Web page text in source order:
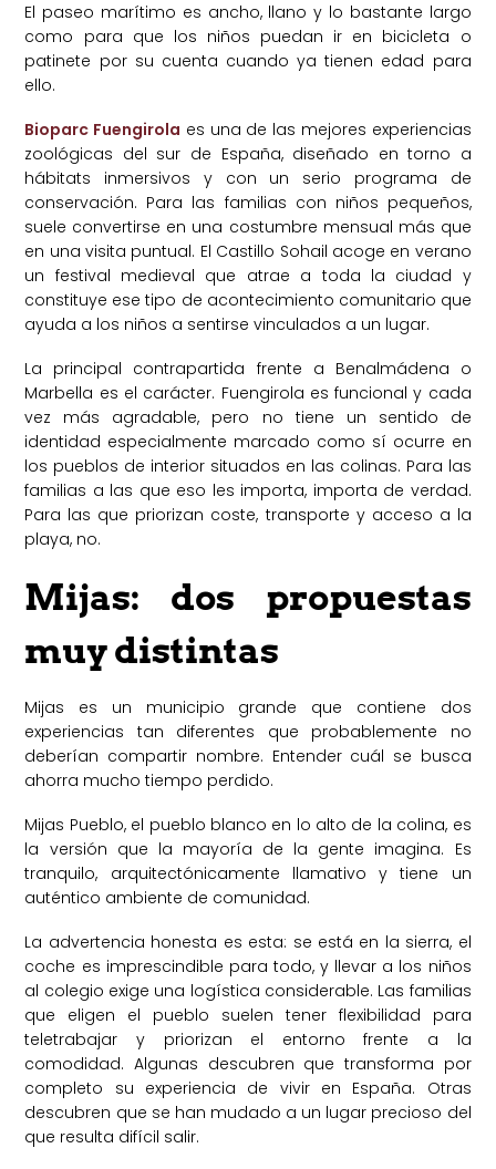
El paseo marítimo es ancho, llano y lo bastante largo
como para que los niños puedan ir en bicicleta o
patinete por su cuenta cuando ya tienen edad para
ello.
Bioparc Fuengirola es una de las mejores experiencias
zoológicas del sur de España, diseñado en torno a
hábitats inmersivos y con un serio programa de
conservación. Para las familias con niños pequeños,
suele convertirse en una costumbre mensual más que
en una visita puntual. El Castillo Sohail acoge en verano
un festival medieval que atrae a toda la ciudad y
constituye ese tipo de acontecimiento comunitario que
ayuda a los niños a sentirse vinculados a un lugar.
La principal contrapartida frente a Benalmádena o
Marbella es el carácter. Fuengirola es funcional y cada
vez más agradable, pero no tiene un sentido de
identidad especialmente marcado como sí ocurre en
los pueblos de interior situados en las colinas. Para las
familias a las que eso les importa, importa de verdad.
Para las que priorizan coste, transporte y acceso a la
playa, no.
Mijas: dos propuestas
muy distintas
Mijas es un municipio grande que contiene dos
experiencias tan diferentes que probablemente no
deberían compartir nombre. Entender cuál se busca
ahorra mucho tiempo perdido.
Mijas Pueblo, el pueblo blanco en lo alto de la colina, es
la versión que la mayoría de la gente imagina. Es
tranquilo, arquitectónicamente llamativo y tiene un
auténtico ambiente de comunidad.
La advertencia honesta es esta: se está en la sierra, el
coche es imprescindible para todo, y llevar a los niños
al colegio exige una logística considerable. Las familias
que eligen el pueblo suelen tener flexibilidad para
teletrabajar y priorizan el entorno frente a la
comodidad. Algunas descubren que transforma por
completo su experiencia de vivir en España. Otras
descubren que se han mudado a un lugar precioso del
que resulta difícil salir.